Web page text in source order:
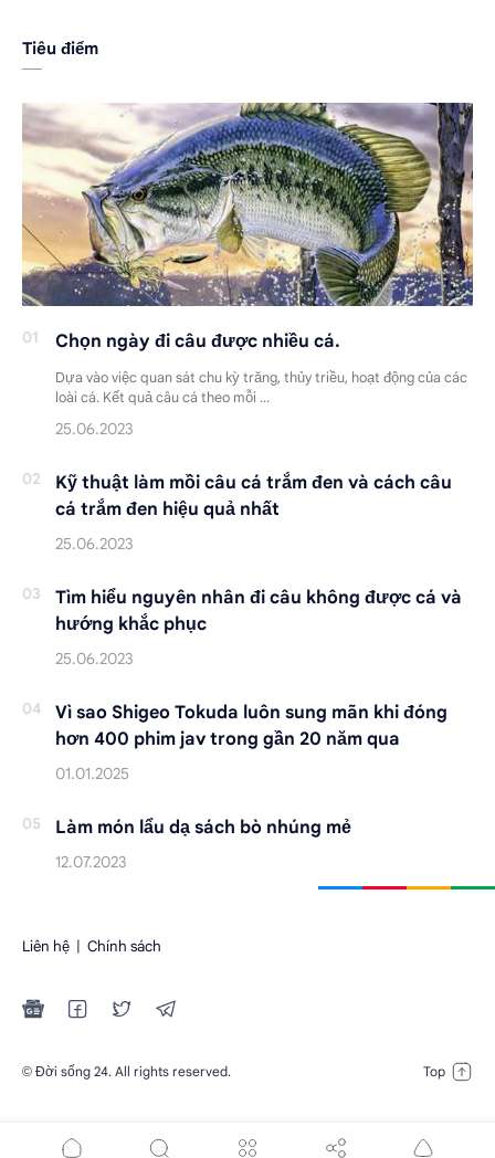
Tiêu điểm
Chọn ngày đi câu được nhiều cá.
Dựa vào việc quan sát chu kỳ trăng, thủy triều, hoạt động của các
loài cá. Kết quả câu cá theo mỗi …
Kỹ thuật làm mồi câu cá trắm đen và cách câu
cá trắm đen hiệu quả nhất
Tìm hiểu nguyên nhân đi câu không được cá và
hướng khắc phục
Vì sao Shigeo Tokuda luôn sung mãn khi đóng
hơn 400 phim jav trong gần 20 năm qua
Làm món lẩu dạ sách bò nhúng mẻ
Liên hệ | Chính sách
© Đời sống 24. All rights reserved.